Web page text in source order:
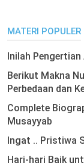
MATERI POPULER
Inilah Pengertian
Berikut Makna
Perbedaan dan
Complete
Musayyab
Ingat .. Pristiwa
Hari-hari Baik